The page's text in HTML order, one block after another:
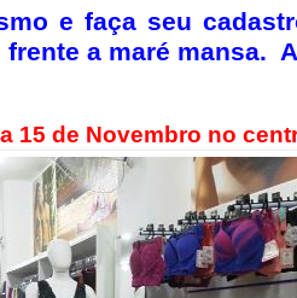
e faça seu
frente a maré mansa.
15 de Novembro no